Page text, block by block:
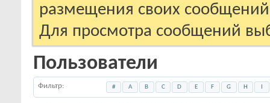
размещения своих
Для просмотра сообщений
Пользователи
Фильтр # A B C D E F G H